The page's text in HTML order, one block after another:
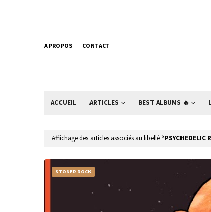
A PROPOS CONTACT
ACCUEIL ARTICLES BEST ALBUMS 🔥
Affichage des articles associés au libellé PSYCHEDELIC
STONER ROCK